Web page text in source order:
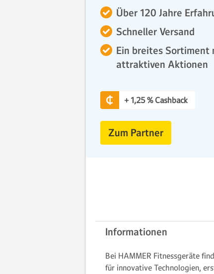
Über 120 Jahre
Schneller Versand
Ein breites Sortiment
attraktiven Aktionen
+ 1,25 % Cashback
Zum Partner
Informationen
Bei HAMMER Fitnessgeräte
für innovative Technologien,